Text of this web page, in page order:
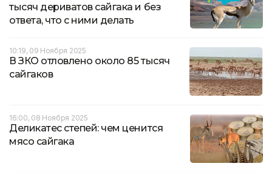
тысяч дериватов сайгака и без
ответа, что с ними делать
10:19, 09 Ноября 2025
В ЗКО отловлено около 85 тысяч
сайгаков
16:00, 08 Ноября 2025
Деликатес степей: чем ценится
мясо сайгака